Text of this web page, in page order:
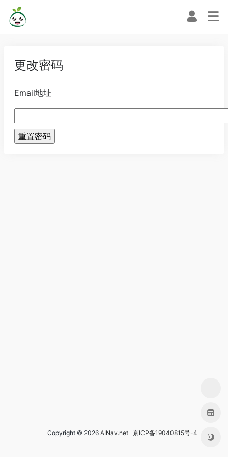
更改密码
Email地址
Copyright © 2026 AINav.net 京ICP备19040815号-4